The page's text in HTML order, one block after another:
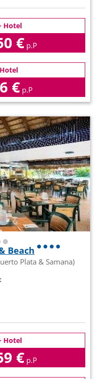
Hotel
€ p.P
€ p.P
Beach
Plata & Samana)
Hotel
€ p.P